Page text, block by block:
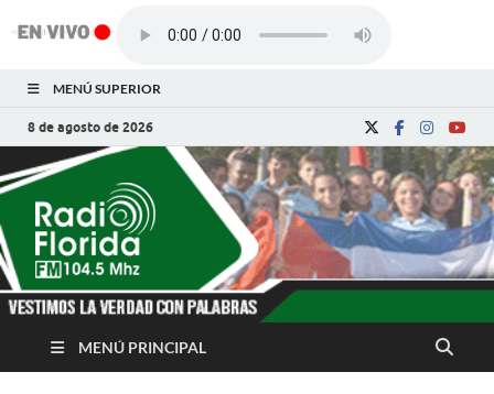
MENÚ SUPERIOR
8 de agosto de 2026
Radio Florida de
Cuba
Noticias y Actualidades de Florida, Camagüey,
MENÚ PRINCIPAL